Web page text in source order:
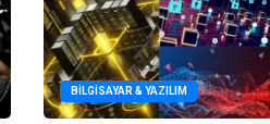
BILGISAYAR & YAZILIM